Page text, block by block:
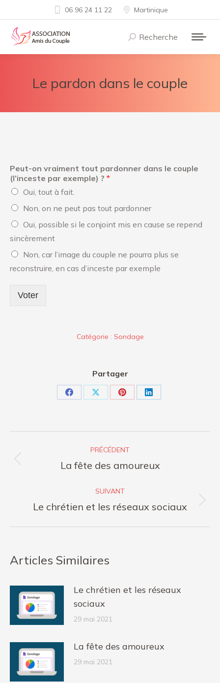
06 96 24 11 22 Martinique
Recherche
:
Recherche
Le pardon dans le couple
Peut-on vraiment tout pardonner dans le couple
(l’inceste par exemple) ? *
Oui, tout à fait.
Non, on ne peut pas tout pardonner
Oui, possible si le conjoint mis en cause se repend
sincèrement
Non, car l’image du couple ne pourra plus se
reconstruire, en cas d’inceste par exemple
Voter
Catégorie : Sondage
Partager
PartagerPartagerPartagerPartager
PRÉCÉDENT
Article
:
La fête des amoureux
SUIVANT
Article
Le chrétien et les réseaux sociaux
Articles Similaires
Le chrétien et les réseaux
sociaux
29 mai 2021
La fête des amoureux
29 mai 2021